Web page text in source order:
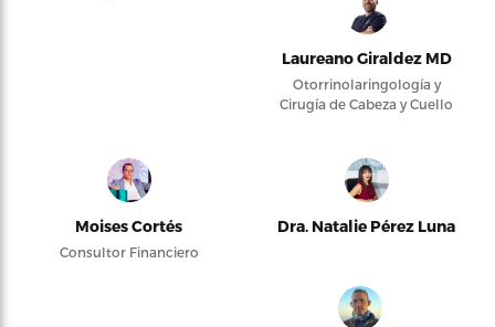
Laureano Giraldez MD
Otorrinolaringología y
Cirugía de Cabeza y Cuello
Moises Cortés
Consultor Financiero
Dra. Natalie Pérez Luna